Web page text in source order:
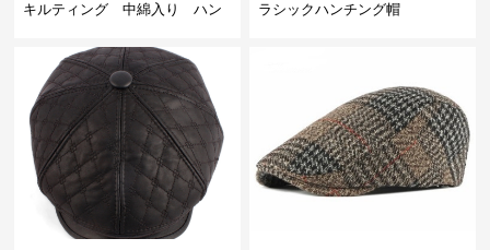
キルティング 中綿入り ハン
ラシックハンチング帽